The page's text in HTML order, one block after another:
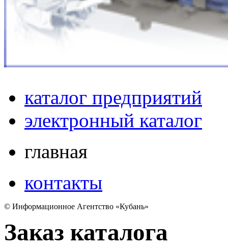
каталог предприятий
электронный каталог
главная
контакты
© Информационное Агентство «Кубань»
Заказ каталога